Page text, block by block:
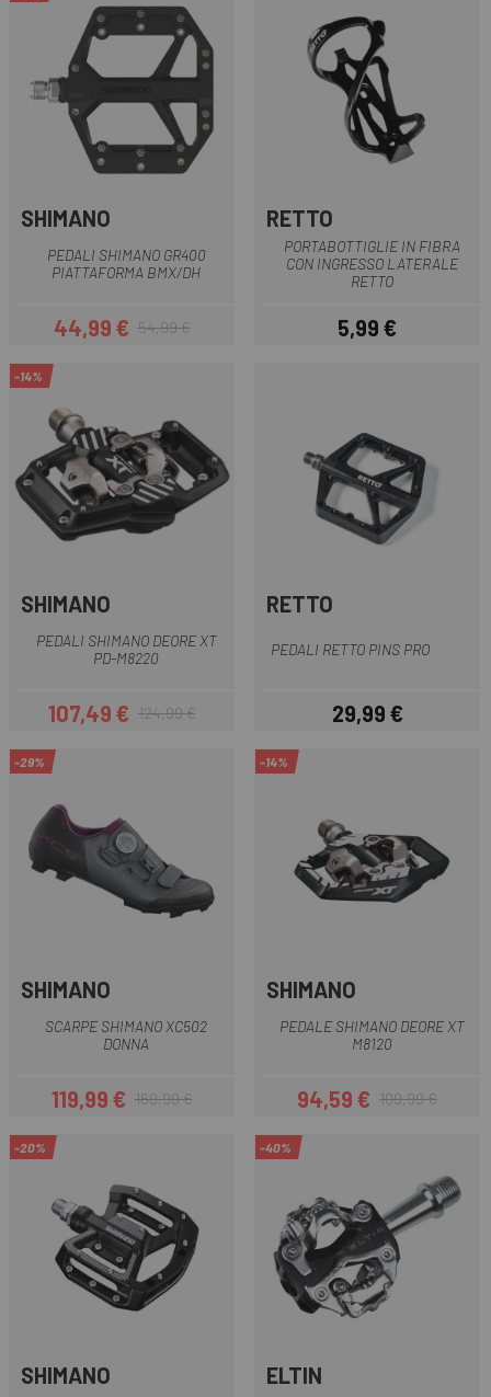
SHIMANO
PEDALI SHIMANO GR400
PIATTAFORMA BMX/DH
Prezzo
44,99 €Prezzo base
54,99 €
RETTO
PORTABOTTIGLIE IN FIBRA
CON INGRESSO LATERALE
RETTO
Prezzo
5,99 €
-14%
SHIMANO
PEDALI SHIMANO DEORE XT
PD-M8220
Prezzo
107,49 €Prezzo base
124,99 €
RETTO
PEDALI RETTO PINS PRO
Prezzo
29,99 €
-29%
SHIMANO
SCARPE SHIMANO XC502
DONNA
Prezzo
119,99 €Prezzo base
169,99 €
-14%
SHIMANO
PEDALE SHIMANO DEORE XT
M8120
Prezzo
94,59 €Prezzo base
109,99 €
-20%
SHIMANO
-40%
ELTIN